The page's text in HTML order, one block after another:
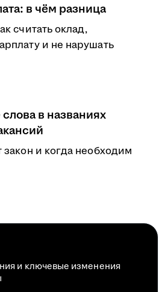
в чём разница
считать оклад,
и не нарушать
в названиях
закон и когда необходим
и ключевые изменения